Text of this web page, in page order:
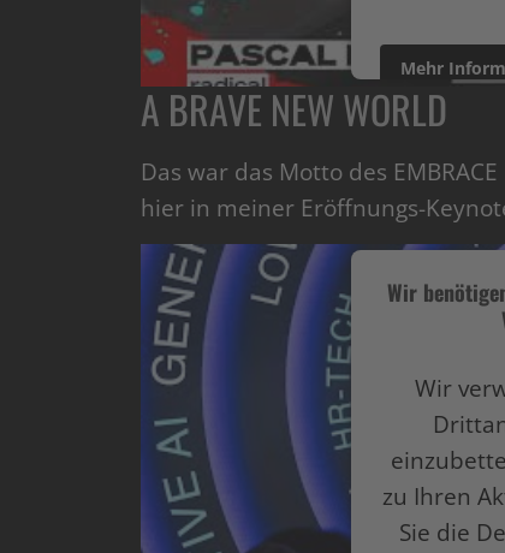
Mehr
powered by
A BRAVE NEW WORLD
Das war das Motto des
hier in meiner Eröffnungs-
Wir
Wir
zu Ihren
Sie die